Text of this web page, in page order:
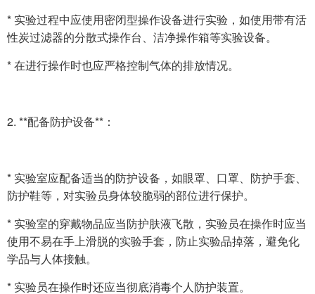
* 实验过程中应使用密闭型操作设备进行实验，如使用带有活
性炭过滤器的分散式操作台、洁净操作箱等实验设备。
* 在进行操作时也应严格控制气体的排放情况。
2. **配备防护设备**：
* 实验室应配备适当的防护设备，如眼罩、口罩、防护手套、
防护鞋等，对实验员身体较脆弱的部位进行保护。
* 实验室的穿戴物品应当防护肤液飞散，实验员在操作时应当
使用不易在手上滑脱的实验手套，防止实验品掉落，避免化
学品与人体接触。
* 实验员在操作时还应当彻底消毒个人防护装置。